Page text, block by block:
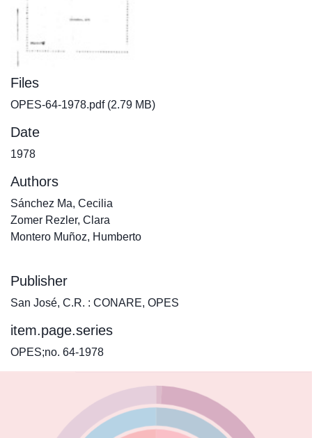
Files
OPES-64-1978.pdf(2.79 MB)
Date
1978
Authors
Sánchez Ma, Cecilia
Zomer Rezler, Clara
Montero Muñoz, Humberto
Publisher
San José, C.R. : CONARE, OPES
item.page.series
OPES;no. 64-1978